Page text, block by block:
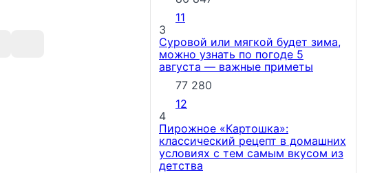
11
3
Суровой или мягкой будет зима,
можно узнать по погоде 5
августа — важные приметы
77 280
12
4
Пирожное «Картошка»:
классический рецепт в домашних
условиях с тем самым вкусом из
детства